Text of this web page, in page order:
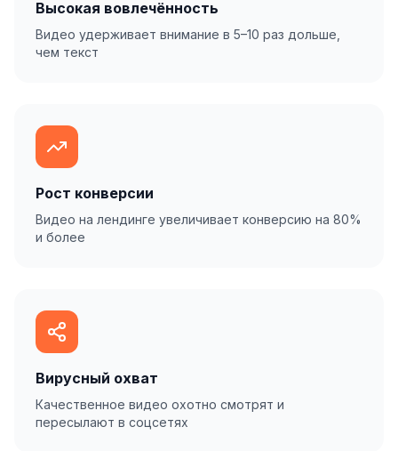
Высокая вовлечённость
Видео удерживает внимание в 5–10 раз дольше,
чем текст
Рост конверсии
Видео на лендинге увеличивает конверсию на 80%
и более
Вирусный охват
Качественное видео охотно смотрят и
пересылают в соцсетях